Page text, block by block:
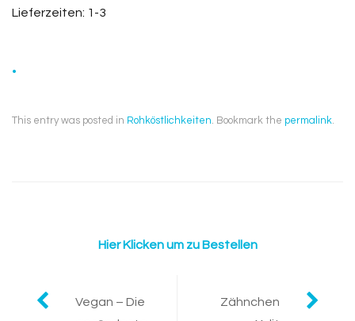
Lieferzeiten: 1-3
.
This entry was posted in Rohköstlichkeiten. Bookmark the permalink.
Hier Klicken um zu Bestellen
Post
Vegan – Die
Zähnchen